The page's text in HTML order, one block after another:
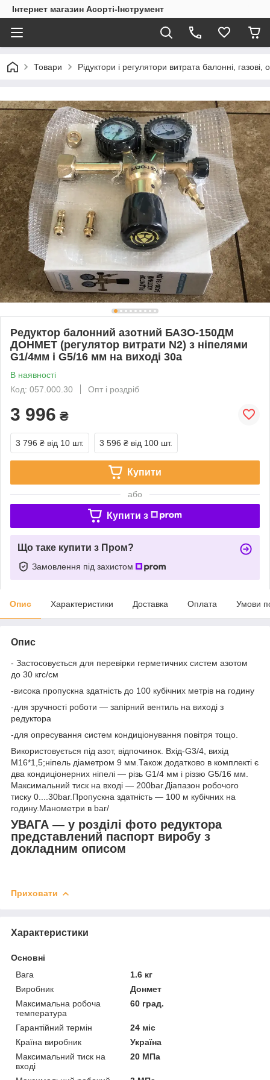
Інтернет магазин Асорті-Інструмент
Товари Рідуктори і регулятори витрата балонні, газові,
Редуктор балонний азотний БАЗО-150ДМ
ДОНМЕТ (регулятор витрати N2) з ніпелями
G1/4мм і G5/16 мм на виході 30а
В наявності
Код: 057.000.30
Опт і роздріб
3 996 ₴
3 796 ₴ від 10 шт. 3 596 ₴ від 100 шт.
Купити
або
Купити з
Що таке купити з Пром?
Замовлення під захистом
Опис Характеристики Доставка Оплата Умови
Опис
- Застосовується для перевірки герметичних систем азотом
до 30 кгс/см
-висока пропускна здатність до 100 кубічних метрів на годину
-для зручності роботи — запірний вентиль на виході з
редуктора
-для опресування систем кондиціонування повітря тощо.
Використовується під азот, відпочинок. Вхід-G3/4, вихід
М16*1,5;ніпель діаметром 9 мм.Також додатково в комплекті є
два кондиціонерних ніпелі — різь G1/4 мм і різзю G5/16 мм.
Максимальний тиск на вході — 200bar.Діапазон робочого
тиску 0....30bar.Пропускна здатність — 100 м кубічних на
годину.Манометри в bar/
УВАГА — у розділі фото редуктора
представлений паспорт виробу з
докладним описом
Приховати
Характеристики
Основні
Вага
1.6 кг
Виробник
Донмет
Максимальна робоча
температура
60 град.
Гарантійний термін
24 міс
Країна виробник
Україна
Максимальний тиск на
вході
20 МПа